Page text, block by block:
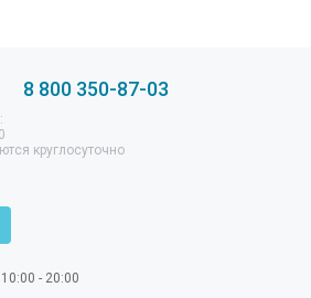
8 800 350-87-03
круглосуточно
- 20:00